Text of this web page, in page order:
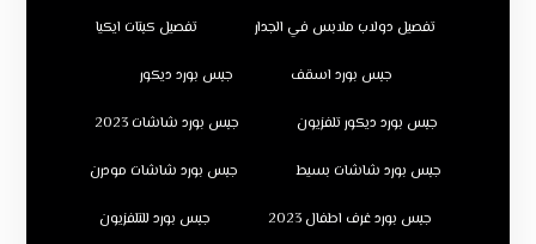
تفصيل دولاب ملابس في الجدار تفصيل كبتات ايكيا
جبس بورد اسقف جبس بورد ديكور
جبس بورد ديكور تلفزيون جبس بورد شاشات 2023
جبس بورد شاشات بسيط جبس بورد شاشات مودرن
جبس بورد غرف اطفال 2023 جبس بورد للتلفزيون